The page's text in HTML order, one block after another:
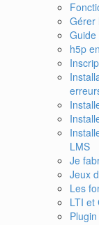
Gérer
Guide
h5p
LMS
Je
Jeux
Les
LTI et